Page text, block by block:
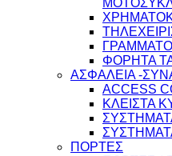
ΦΟΡΗΤΑ
ΑΣΦΑΛΕΙΑ -
ACCESS
ΚΛΕΙΣΤΑ
ΠΟΡΤΕΣ